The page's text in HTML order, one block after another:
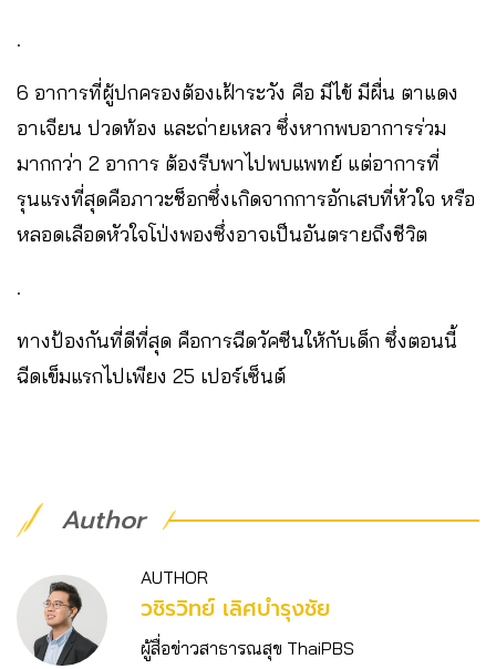
.
6 อาการที่ผู้ปกครองต้องเฝ้าระวัง คือ มีไข้ มีผื่น ตาแดง
อาเจียน ปวดท้อง และถ่ายเหลว ซึ่งหากพบอาการร่วม
มากกว่า 2 อาการ ต้องรีบพาไปพบแพทย์ แต่อาการที่
รุนแรงที่สุดคือภาวะช็อกซึ่งเกิดจากการอักเสบที่หัวใจ หรือ
หลอดเลือดหัวใจโป่งพองซึ่งอาจเป็นอันตรายถึงชีวิต
.
ทางป้องกันที่ดีที่สุด คือการฉีดวัคซีนให้กับเด็ก ซึ่งตอนนี้
ฉีดเข็มแรกไปเพียง 25 เปอร์เซ็นต์
Author
AUTHOR
วชิร​วิทย์​ เลิศบำรุงชัย
ผู้สื่อข่าวสาธารณสุข ThaiPBS